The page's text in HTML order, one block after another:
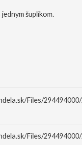
šuplíkom.
Files/
Files/